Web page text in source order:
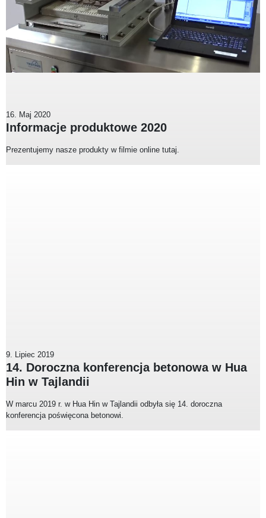
16. Maj 2020
Informacje produktowe 2020
Prezentujemy nasze produkty w filmie online tutaj.
9. Lipiec 2019
14. Doroczna konferencja betonowa w Hua
Hin w Tajlandii
W marcu 2019 r. w Hua Hin w Tajlandii odbyła się 14. doroczna
konferencja poświęcona betonowi.